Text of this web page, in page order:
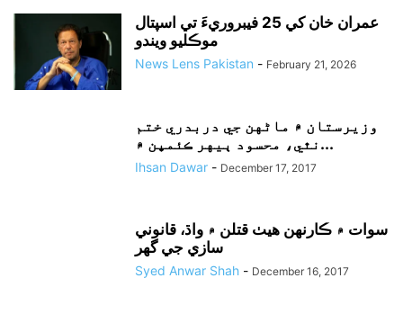
عمران خان کي 25 فيبروريءَ تي اسپتال
موڪليو ويندو
News Lens Pakistan - February 21, 2026
وزيرستان ۾ ماڻهن جي دربدري ختم
نٿي، محسود ٻيهر ڪئمپن ۾...
Ihsan Dawar - December 17, 2017
سوات ۾ ڪارنهن هيٺ قتلن ۾ واڌ، قانوني
سازي جي گهر
Syed Anwar Shah - December 16, 2017